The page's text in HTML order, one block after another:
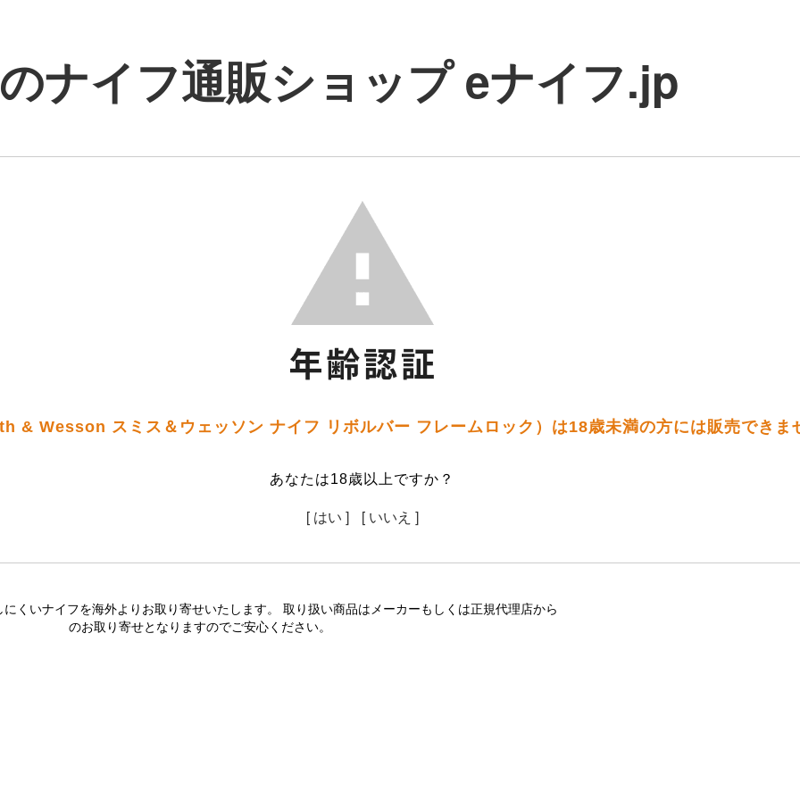
ナイフ通販ショップ eナイフ.jp
& Wesson スミス＆ウェッソン ナイフ リボルバー フレームロック）は18歳未満の方には販売できま
あなたは18歳以上ですか？
[ はい ] [ いいえ ]
くいナイフを海外よりお取り寄せいたします。 取り扱い商品はメーカーもしくは正規代理店から
のお取り寄せとなりますのでご安心ください。